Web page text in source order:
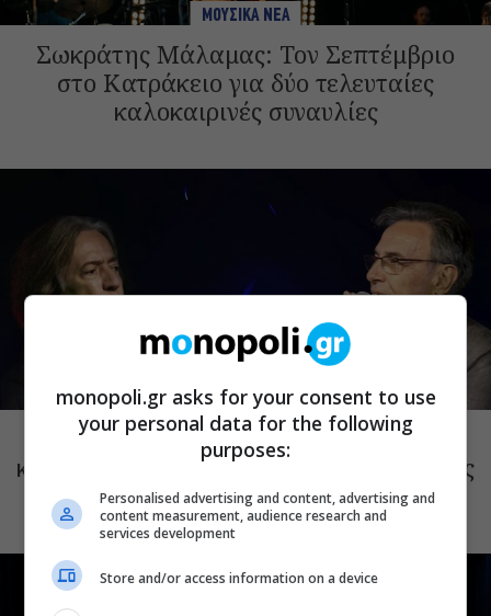
ΜΟΥΣΙΚΑ ΝΕΑ
Σωκράτης Μάλαμας: Τον Σεπτέμβριο
στο Κατράκειο για δύο τελευταίες
καλοκαιρινές συναυλίες
ΜΟΥΣΙΚΗ
Το Ροκ το Ελληνικό: Κώστας Τουρνάς
και Διονύσης Τσακνής στο Θέατρο Άλσος
ΔΕΗ
monopoli.gr asks for your consent to use
your personal data for the following
purposes:
Personalised advertising and content, advertising and
content measurement, audience research and
services development
Store and/or access information on a device